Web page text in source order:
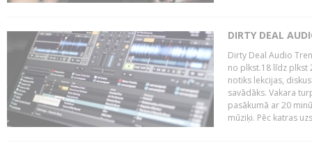
DIRTY DEAL
Dirty Deal Audio
no plkst.18 līdz plkst
notiks lekcijas,
savādāks. Vakara
pasākumā ar 20
mūziķi. Pēc katras